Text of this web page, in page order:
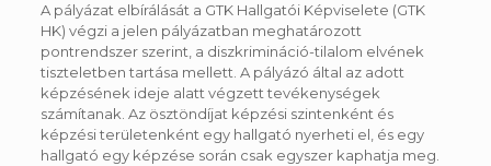
A pályázat elbírálását a GTK Hallgatói Képviselete (GTK
HK) végzi a jelen pályázatban meghatározott
pontrendszer szerint, a diszkrimináció-tilalom elvének
tiszteletben tartása mellett. A pályázó által az adott
képzésének ideje alatt végzett tevékenységek
számítanak. Az ösztöndíjat képzési szintenként és
képzési területenként egy hallgató nyerheti el, és egy
hallgató egy képzése során csak egyszer kaphatja meg.